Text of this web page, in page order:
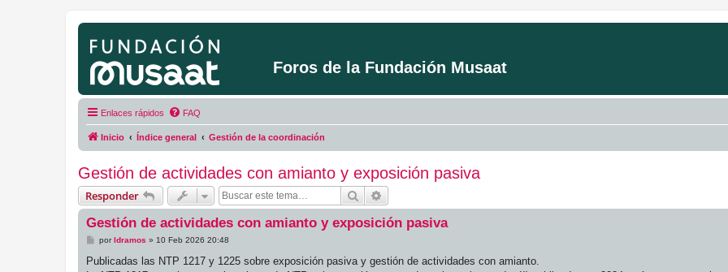
Foros de la Fundación Musaat
Enlaces rápidos FAQ
Inicio Índice general Gestión de la coordinación
Gestión de actividades con amianto y exposición pasiva
Responder Buscar
Gestión de actividades con amianto y exposición pasiva
M
n
porldramos » 10 Feb 2026 20:48
Publicadas las NTP 1217 y 1225 sobre exposición pasiva y gestión de actividades con amianto.